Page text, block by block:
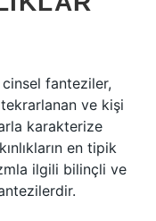
cinsel fanteziler,
ve kişi
karakterize
en tipik
ilgili bilinçli ve